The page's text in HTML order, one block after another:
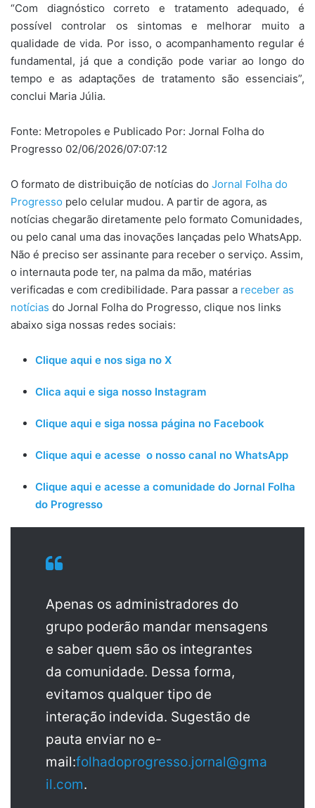
“Com diagnóstico correto e tratamento adequado, é
possível controlar os sintomas e melhorar muito a
qualidade de vida. Por isso, o acompanhamento regular é
fundamental, já que a condição pode variar ao longo do
tempo e as adaptações de tratamento são essenciais”,
conclui Maria Júlia.
Fonte: Metropoles e Publicado Por: Jornal Folha do
Progresso 02/06/2026/07:07:12
O formato de distribuição de notícias do Jornal Folha do
Progresso pelo celular mudou. A partir de agora, as
notícias chegarão diretamente pelo formato Comunidades,
ou pelo canal uma das inovações lançadas pelo WhatsApp.
Não é preciso ser assinante para receber o serviço. Assim,
o internauta pode ter, na palma da mão, matérias
verificadas e com credibilidade. Para passar a receber as
notícias do Jornal Folha do Progresso, clique nos links
abaixo siga nossas redes sociais:
Clique aqui e nos siga no X
Clica aqui e siga nosso Instagram
Clique aqui e siga nossa página no Facebook
Clique aqui e acesse o nosso canal no WhatsApp
Clique aqui e acesse a comunidade do Jornal Folha
do Progresso
Apenas os administradores do
grupo poderão mandar mensagens
e saber quem são os integrantes
da comunidade. Dessa forma,
evitamos qualquer tipo de
interação indevida. Sugestão de
pauta enviar no e-
mail:folhadoprogresso.jornal@gma
il.com.